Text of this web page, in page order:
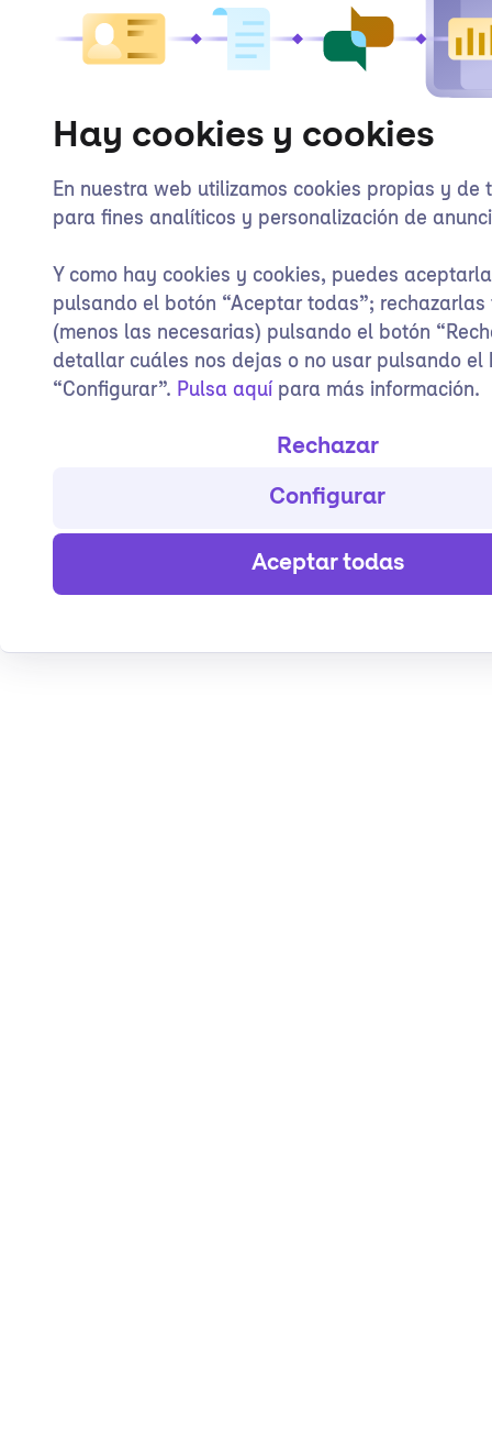
Hay cookies y cookies
En nuestra web utilizamos cookies propias y de
para fines analíticos y personalización de
Y como hay cookies y cookies, puedes
pulsando el botón “Aceptar todas”; rechazarlas
(menos las necesarias) pulsando el botón
detallar cuáles nos dejas o no usar pulsando el
“Configurar”. Pulsa aquí para más información.
Rechazar
Configurar
Aceptar todas